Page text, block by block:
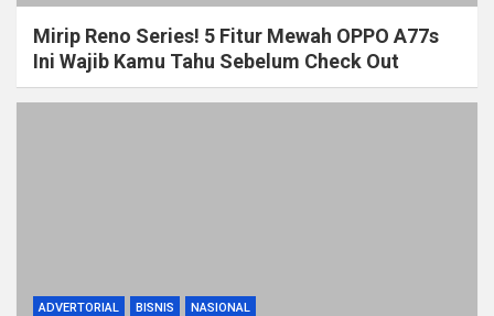
Mirip Reno Series! 5 Fitur Mewah OPPO A77s
Ini Wajib Kamu Tahu Sebelum Check Out
ADVERTORIAL BISNIS NASIONAL